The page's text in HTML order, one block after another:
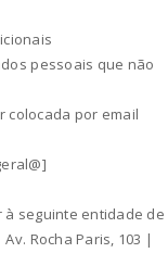
pessoais que não
colocada por email
à seguinte entidade de
Rocha Paris, 103 |